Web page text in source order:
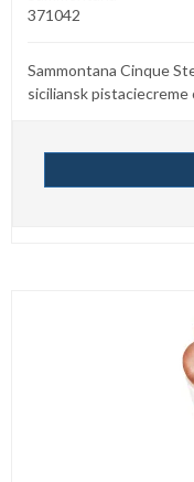
371042
Sammontana Cinque
siciliansk